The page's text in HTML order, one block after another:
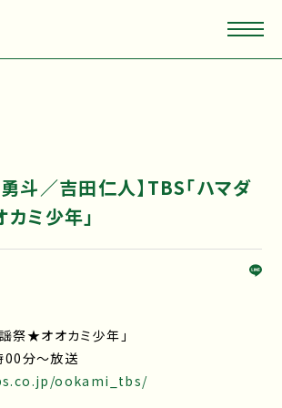
斗／吉田仁人】TBS「ハマダ
ミ少年」
祭★オオカミ少年」
分〜放送
ookami_tbs/